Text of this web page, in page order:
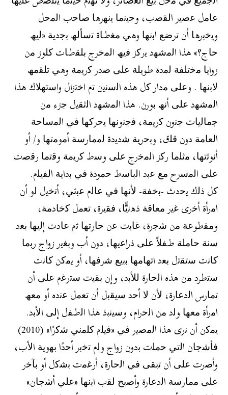
ﻋﺎﻣل ﻋﺻﯾر اﻟﻘﺻب، وﺣﯾﻧﻣﺎ ﯾﻧﮭرھﺎ ﺻﺎﺣب اﻟﻣﺣل
وﯾﺧﺑرھﺎ أن ﺗرﺿﻊ اﺑﻧﮭﺎ وھﻲ ﻣﻐطﺎة ﺗﺳﺄﻟﮫ ﺑﺟدﯾﺔ «ﻟﯾﮫ
ﺣﺎج؟» ھذا اﻟﻣﺷﮭد ﯾرﻛز ﻓﯾﮫ اﻟﻣﺧرج ﺑﻠﻘطﺎت ﻛﻠوز ﻣن
زواﯾﺎ ﻣﺧﺗﻠﻔﺔ ﻟﻣدة طوﯾﻠﺔ ﻋﻠﻰ ﺻدر ﻛرﯾﻣﺔ وھﻲ ﺗﻠﻘﻣﮫ
ﻻﺑﻧﮭﺎ . وﻋﻠﻰ ﻣدار ﻛل ھذه اﻟﺳﻧﯾن ﺗم اﺧﺗزال واﺳﺗﮭﻼك ھذا
اﻟﻣﺷﮭد ﻋﻠﻰ أﻧﮫ ﺑورن. ھذا اﻟﻣﺷﮭد اﻟﺛﻘﯾل ﺟزء ﻣن
ﺟﻣﺎﻟﯾﺎت ﺟﻧون ﻛرﯾﻣﺔ، ﻓﺟﻧوﻧﮭﺎ ﯾﺣرﻛﮭﺎ ﻓﻲ اﻟﻣﺳﺎﺣﺔ
اﻟﻌﺎﻣﺔ دون ﻗﻠق، وﺑﺣرﯾﺔ ﺷدﯾدة ﻟﻣﻣﺎرﺳﺔ أﻣوﻣﺗﮭﺎ و/ أو
أﻧوﺛﺗﮭﺎ، ﻣﺛﻠﻣﺎ رﻛز اﻟﻣﺧرج ﻋﻠﻰ وﺳط ﻛرﯾﻣﺔ وﻗﺗﻣﺎ رﻗﺻت
ﻋﻠﻰ اﻟﻣﺳرح ﻣﻊ ﻋﺑد اﻟﺑﺎﺳط ﺣﻣودة ﻓﻲ ﺑداﯾﺔ اﻟﻔﯾﻠم.
ﻛل ذﻟك ﯾﺣدث -ﺑﺧﻔﺔ- ﻷﻧﮭﺎ ﻓﻲ ﻋﺎﻟم ﻋﺑﺛﻲ، أﺗﺧﯾل ﻟو أن
اﻣرأة أﺧرى ﻏﯾر ﻣﻌﺎﻗﺔ ذھﻧﯾًّﺎ، ﻓﻘﯾرة، ﺗﻌﻣل ﻛﺧﺎدﻣﺔ،
وﻣﻘطوﻋﺔ ﻣن ﺷﺟرة، ﻏﺎﺑت ﻋن ﺣﺎرﺗﮭﺎ ﺛم ﻋﺎدت إﻟﯾﮭﺎ ﺑﻌد
ﺳﻧﺔ ﺣﺎﻣﻠﺔ طﻔﻼً ﻋﻠﻰ ذراﻋﯾﮭﺎ، دون أب وﺑﻐﯾر زواج رﺑﻣﺎ
ﻛﺎﻧت ﺳﺗﻘﺗل ﺑﻌد اﺗﮭﺎﻣﮭﺎ ﺑﺑﯾﻊ ﺷرﻓﮭﺎ، أو ﯾﻣﻛن ﻛﺎﻧت
ﺳﺗطرد ﻣن ھذه اﻟﺣﺎرة ﻟﻸﺑد، وإن ﺑﻘﯾت ﺳﺗرﻏم ﻋﻠﻰ أن
ﺗﻣﺎرس اﻟدﻋﺎرة، ﻷن ﻻ أﺣد ﺳﯾﻘﺑل أن ﺗﻌﻣل ﻋﻧده أو ﻣﻌﮫ
اﻣرأة ﻣﻌﮭﺎ وﻟد ﻣن اﻟﺣرام، وﺳﯾﻧﺑذ ھذا اﻟطﻔل إﻟﻰ اﻷﺑد.
ﯾﻣﻛن أن ﻧرى ھذا اﻟﻣﺻﯾر ﻓﻲ «ﻓﯾﻠم ﻛﻠﻣﻧﻲ ﺷﻛرًا» (2010)
ﻓﺄﺷﺟﺎن اﻟﺗﻲ ﺣﻣﻠت ﺑدون زواج وﻟم ﺗﺧﺑر أﺣدًا ﺑﮭوﯾﺔ اﻷب،
وأﺻرت ﻋﻠﻰ أن ﺗﺑﻘﻰ ﻓﻲ اﻟﺣﺎرة، أرﻏﻣت ﺑﺷﻛل أو ﺑﺂﺧر
ﻋﻠﻰ ﻣﻣﺎرﺳﺔ اﻟدﻋﺎرة وأﺻﺑﺢ ﻟﻘب اﺑﻧﮭﺎ «ﻋﻠﻲ أﺷﺟﺎن»